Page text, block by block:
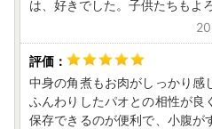
【ワンストップ特例申請書の受
志布志市ではワンストップ特例
メールにて送付致します。
下記アドレスより控除等に関し
予めご了承くださいますようお
は、好きでした。子供たちもよ
中身の角煮もお肉がしっかり感
ふんわりしたパオとの相性が良
保存できるのが便利で、小腹が